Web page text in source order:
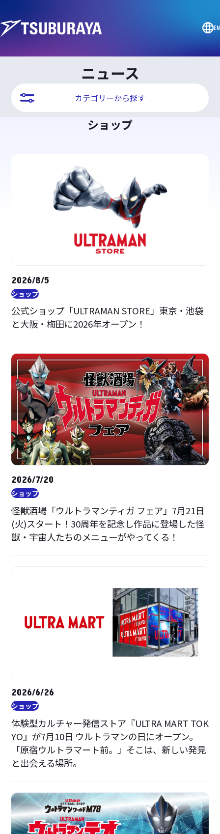
EN
ニュース
カテゴリーから探す
ショップ
2026/8/5
ショップ
公式ショップ「ULTRAMAN STORE」東京・池袋
と大阪・梅田に2026年オープン！
2026/7/20
ショップ
怪獣酒場「ウルトラマンティガ フェア」7月21日
(火)スタート！30周年を記念し作品に登場した怪
獣・宇宙人たちのメニューがやってくる！
2026/6/26
ショップ
体験型カルチャー発信ストア『ULTRA MART TOK
YO』が7月10日 ウルトラマンの日にオープン。
「原宿ウルトラマート前。」そこは、新しい発見
と出会える場所。